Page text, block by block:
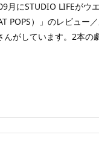
月にSTUDIO LIFEがウ
POPS）」のレビュー
んがしています。2本の